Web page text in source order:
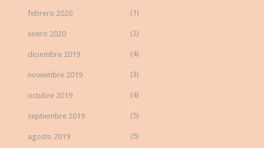
febrero 2020 (1)
enero 2020 (2)
diciembre 2019 (4)
noviembre 2019 (3)
octubre 2019 (4)
septiembre 2019 (5)
agosto 2019 (5)